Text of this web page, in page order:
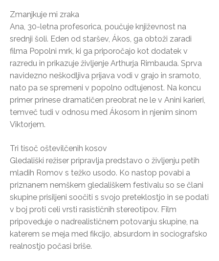
Zmanjkuje mi zraka
Ana, 30-letna profesorica, poučuje književnost na
srednji šoli. Eden od staršev, Ákos, ga obtoži zaradi
filma Popolni mrk, ki ga priporočajo kot dodatek v
razredu in prikazuje življenje Arthurja Rimbauda. Sprva
navidezno neškodljiva prijava vodi v grajo in sramoto,
nato pa se spremeni v popolno odtujenost. Na koncu
primer prinese dramatičen preobrat ne le v Anini karieri,
temveč tudi v odnosu med Ákosom in njenim sinom
Viktorjem.
Tri tisoč oštevilčenih kosov
Gledališki režiser pripravlja predstavo o življenju petih
mladih Romov s težko usodo. Ko nastop povabi a
priznanem nemškem gledališkem festivalu so se člani
skupine prisiljeni soočiti s svojo preteklostjo in se podati
v boj proti celi vrsti rasističnih stereotipov. Film
pripoveduje o nadrealističnem potovanju skupine, na
katerem se meja med fikcijo, absurdom in sociografsko
realnostjo počasi briše.